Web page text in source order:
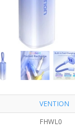
VENTION
FHWL0